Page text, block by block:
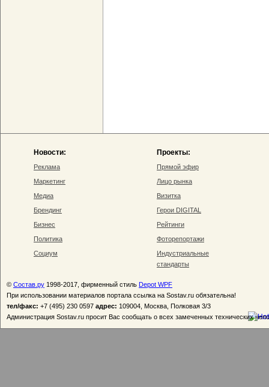
Новости:
Реклама
Маркетинг
Медиа
Брендинг
Бизнес
Политика
Социум
Проекты:
Прямой эфир
Лицо рынка
Визитка
Герои DIGITAL
Рейтинги
Фоторепортажи
Индустриальные
стандарты
© Состав.ру 1998-2017, фирменный стиль Depot WPF
При использовании материалов портала ссылка на Sostav.ru обязательна!
тел/факс: +7 (495) 230 0597 адрес: 109004, Москва, Полковая 3/3
Администрация Sostav.ru просит Вас сообщать о всех замеченных технических